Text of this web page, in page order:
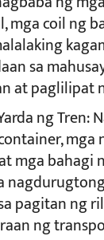
mga coil ng
sa
at paglilipat
ng Tren:
mga
mga bahagi
pagitan ng
ng